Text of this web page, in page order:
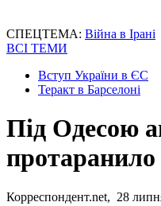
СПЕЦТЕМА: Війна в Ірані
ВСІ ТЕМИ
Вступ України в ЄС
Теракт в Барселоні
Під Одесою
Корреспондент.net, 28